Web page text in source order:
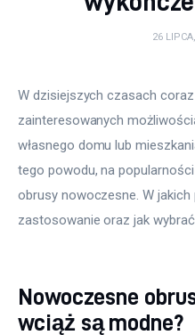
Więcej
26
W dzisiejszych czasach
zainteresowanych
własnego domu lub
tego powodu, na
obrusy nowoczesne. W
zastosowanie oraz jak
Nowoczesne
wciąż są modne?